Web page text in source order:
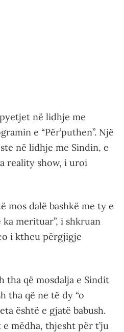
në lidhje me
e “Për’puthen”. Një
në lidhje me Sindin, e
reality show, i uroi
mos dalë bashkë me ty e
merituar”, i shkruan
i ktheu përgjigje
tha që mosdalja e Sindit
tha që ne të dy “o
është e gjatë babush.
mëdha, thjesht për t’ju